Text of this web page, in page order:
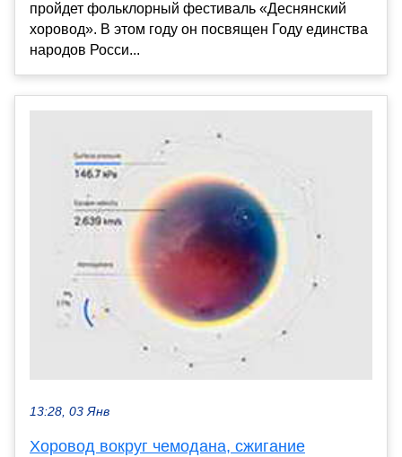
пройдет фольклорный фестиваль «Деснянский
хоровод». В этом году он посвящен Году единства
народов Росси...
13:28, 03 Янв
Хоровод вокруг чемодана, сжигание